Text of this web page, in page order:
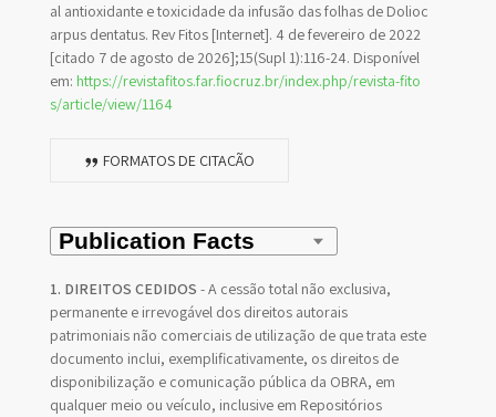
al antioxidante e toxicidade da infusão das folhas de Dolioc
arpus dentatus. Rev Fitos [Internet]. 4 de fevereiro de 2022
[citado 7 de agosto de 2026];15(Supl 1):116-24. Disponível
em: https://revistafitos.far.fiocruz.br/index.php/revista-fito
s/article/view/1164
FORMATOS DE CITAÇÃO
1. DIREITOS CEDIDOS - A cessão total não exclusiva,
permanente e irrevogável dos direitos autorais
patrimoniais não comerciais de utilização de que trata este
documento inclui, exemplificativamente, os direitos de
disponibilização e comunicação pública da OBRA, em
qualquer meio ou veículo, inclusive em Repositórios